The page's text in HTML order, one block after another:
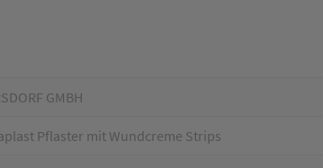
GMBH
Pflaster mit Wundcreme Strips